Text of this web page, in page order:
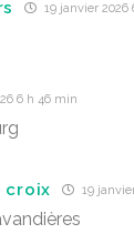
19 janvier 2026
6 h 46 min
croix 19